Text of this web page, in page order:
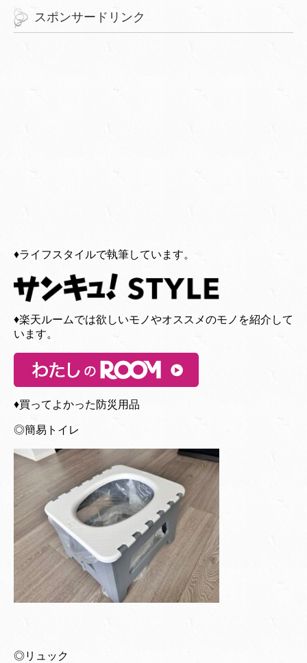
スポンサードリンク
♦︎ライフスタイルで執筆しています。
♦︎楽天ルームでは欲しいモノやオススメのモノを紹介して
います。
♦︎買ってよかった防災用品
◎簡易トイレ
◎リュック